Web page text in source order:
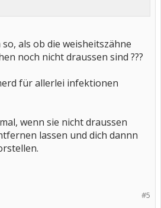
als ob die weisheitszähne
noch nicht draussen sind ???
für allerlei infektionen
wenn sie nicht draussen
lassen und dich dannn
#5